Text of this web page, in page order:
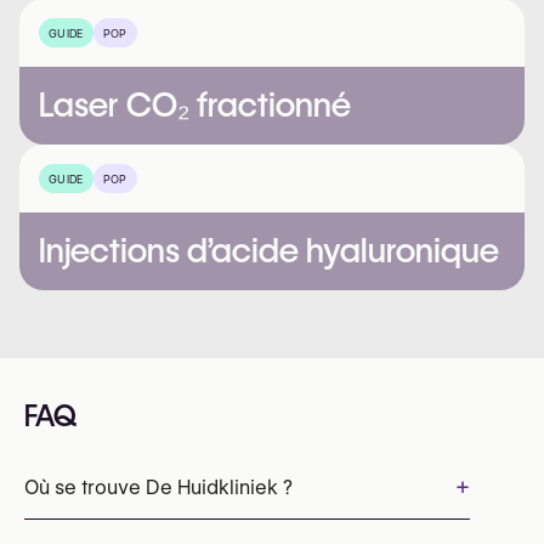
GUIDE POP
Laser CO₂ fractionné
GUIDE POP
Injections d’acide hyaluronique
FAQ
Où se trouve De Huidkliniek ? +